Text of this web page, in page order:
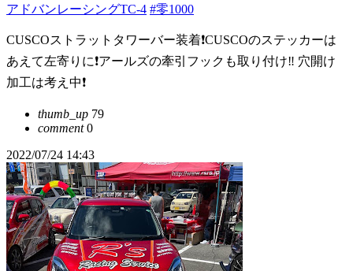
アドバンレーシングTC-4 #零1000
CUSCOストラットタワーバー装着❗️CUSCOのステッカーは
あえて左寄りに❗️アールズの牽引フックも取り付け‼️ 穴開け
加工は考え中❗️
thumb_up 79
comment0
2022/07/24 14:43